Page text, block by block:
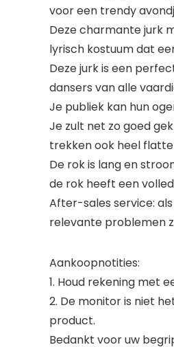
voor een trendy
Deze charmante jurk
lyrisch kostuum dat
Deze jurk is een
dansers van alle
Je publiek kan hun
Je zult net zo goed
trekken ook heel
De rok is lang en
de rok heeft een
After-sales service:
relevante problemen
Aankoopnotities:
1. Houd rekening met
2. De monitor is niet
product.
Bedankt voor uw